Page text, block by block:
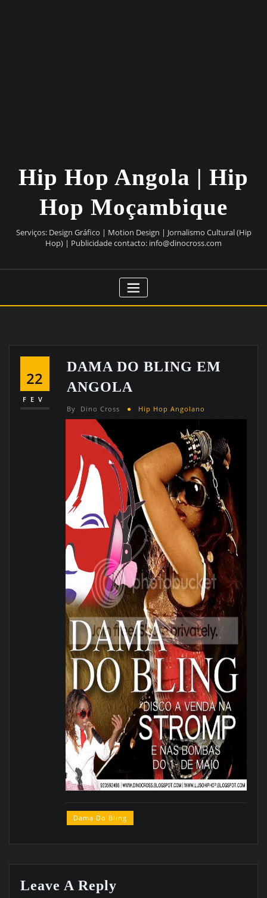
Hip Hop Angola | Hip
Hop Moçambique
Serviços: Design Gráfico | Motion Design | Jornalismo Cultural (Hip
Hop) | Publicidade contacto: info@dinocross.com
22
FEV
DAMA DO BLING EM
ANGOLA
By Dino Cross Hip Hop Angolano
Dama Do Bling
Leave A Reply